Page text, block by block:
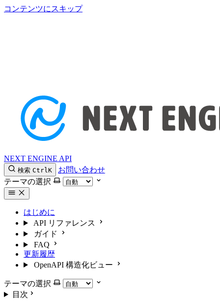
コンテンツにスキップ
NEXT ENGINE API
検索 CtrlK
お問い合わせ
テーマの選択
はじめに
API リファレンス
ガイド
FAQ
更新履歴
OpenAPI 構造化ビュー
テーマの選択
目次